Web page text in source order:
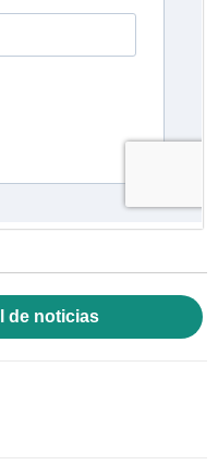
de noticias